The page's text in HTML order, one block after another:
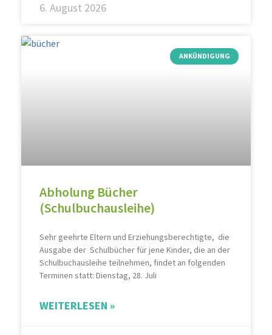
6. August 2026
ANKÜNDIGUNG
Abholung Bücher
(Schulbuchausleihe)
Sehr geehrte Eltern und Erziehungsberechtigte, die
Ausgabe der Schulbücher für jene Kinder, die an der
Schulbuchausleihe teilnehmen, findet an folgenden
Terminen statt: Dienstag, 28. Juli
WEITERLESEN »